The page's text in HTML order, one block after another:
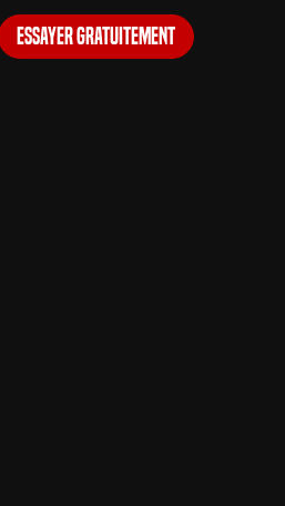
Essayer gratuitement